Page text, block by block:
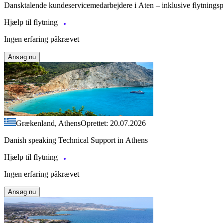
Dansktalende kundeservicemedarbejdere i Aten – inklusive
Hjælp til flytning
Ingen erfaring påkrævet
Ansøg nu
Grækenland, AthensOprettet: 20.07.2026
Danish speaking Technical Support in Athens
Hjælp til flytning
Ingen erfaring påkrævet
Ansøg nu